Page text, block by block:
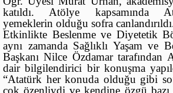
katıldı. Atölye kapsamında
yemeklerin olduğu sofra
Etkinlikte Beslenme ve Diyetetik
aynı zamanda Sağlıklı Yaşam ve
Başkanı Nilce Özdamar tarafından
dair bilgilendirici bir konuşma
“Atatürk her konuda olduğu gibi
çok özenliydi ve kendine özgü bazı